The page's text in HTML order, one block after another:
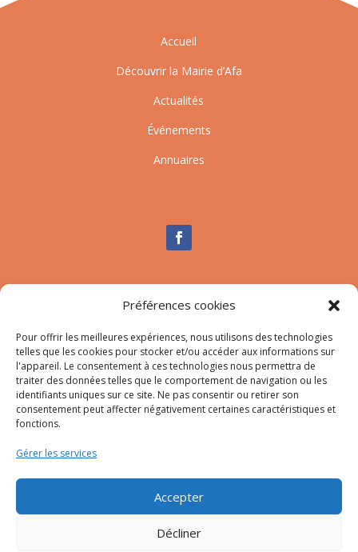
Préférences cookies
Pour offrir les meilleures expériences, nous utilisons des technologies
telles que les cookies pour stocker et/ou accéder aux informations sur
l'appareil. Le consentement à ces technologies nous permettra de
traiter des données telles que le comportement de navigation ou les
identifiants uniques sur ce site. Ne pas consentir ou retirer son
consentement peut affecter négativement certaines caractéristiques et
fonctions.
Gérer les services
Accepter
Décliner
Accueil
Découvrir la Mairie d’Afa
Actualités
Événements
Annuaires
Nous contacter
Mail:secretariat-mairie@afa.corsica
Adresse :785 Strada d’Afà – Merria 20167 Afa
© 2023 Mairie d’Afa – Réalisation